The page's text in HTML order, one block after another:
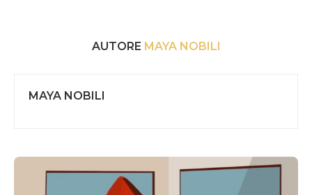
AUTORE MAYA NOBILI
MAYA NOBILI